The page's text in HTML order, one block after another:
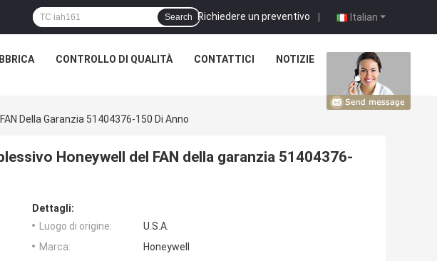
Italian
Richiedere un preventivo |
Search
CONTROLLO DI QUALITÀ CONTATTICI NOTIZIE CASI
Della Garanzia 51404376-150 Di Anno
Honeywell del FAN della garanzia 51404376-
Dettagli:
Luogo di origine:
U.S.A.
Marca:
Honeywell